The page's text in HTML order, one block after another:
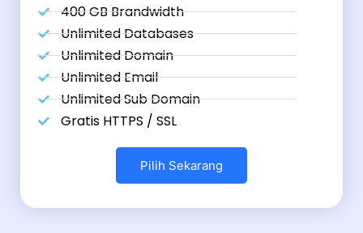
400 GB Brandwidth
Unlimited Databases
Unlimited Domain
Unlimited Email
Unlimited Sub Domain
Gratis HTTPS / SSL
Pilih Sekarang